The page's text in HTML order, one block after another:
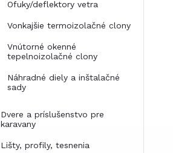
Ofuky/deflektory vetra
Vonkajšie termoizolačné clony
Vnútorné okenné
tepelnoizolačné clony
Náhradné diely a inštalačné
sady
Dvere a príslušenstvo pre
karavany
Lišty, profily, tesnenia